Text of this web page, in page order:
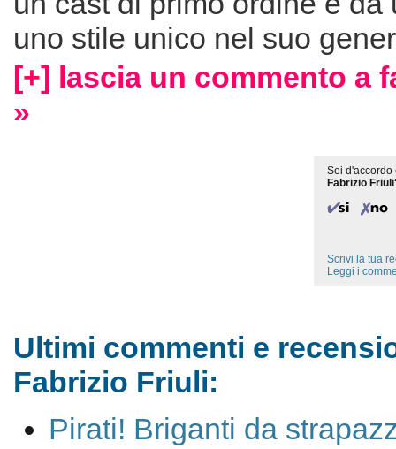
uno stile unico nel suo
[+] lascia un commento a
»
Sei d'accordo
Fabrizio
Scrivi la tua
Leggi i
Ultimi commenti e
Fabrizio Friuli:
Pirati! Briganti da